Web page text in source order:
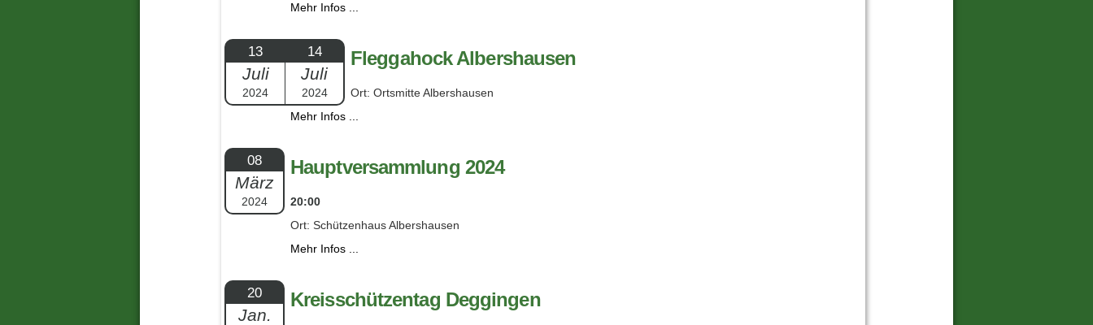
Mehr Infos ...
13
Juli
2024
14
Juli
2024
Fleggahock Albershausen
Ort: Ortsmitte Albershausen
Mehr Infos ...
08
März
2024
Hauptversammlung 2024
20:00
Ort: Schützenhaus Albershausen
Mehr Infos ...
20
Jan.
Kreisschützentag Deggingen